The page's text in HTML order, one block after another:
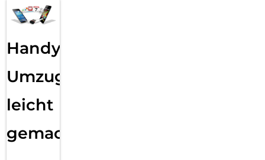
Handy
Umzug
leicht
gemacht!